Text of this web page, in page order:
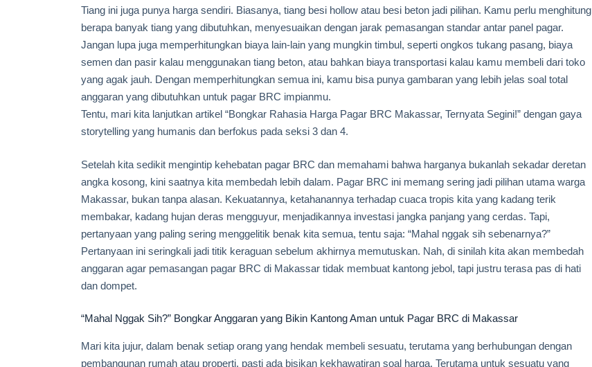
Tiang ini juga punya harga sendiri. Biasanya, tiang besi hollow atau besi beton jadi pilihan. Kamu perlu menghitung
berapa banyak tiang yang dibutuhkan, menyesuaikan dengan jarak pemasangan standar antar panel pagar.
Jangan lupa juga memperhitungkan biaya lain-lain yang mungkin timbul, seperti ongkos tukang pasang, biaya
semen dan pasir kalau menggunakan tiang beton, atau bahkan biaya transportasi kalau kamu membeli dari toko
yang agak jauh. Dengan memperhitungkan semua ini, kamu bisa punya gambaran yang lebih jelas soal total
anggaran yang dibutuhkan untuk pagar BRC impianmu.
Tentu, mari kita lanjutkan artikel “Bongkar Rahasia Harga Pagar BRC Makassar, Ternyata Segini!” dengan gaya
storytelling yang humanis dan berfokus pada seksi 3 dan 4.
Setelah kita sedikit mengintip kehebatan pagar BRC dan memahami bahwa harganya bukanlah sekadar deretan
angka kosong, kini saatnya kita membedah lebih dalam. Pagar BRC ini memang sering jadi pilihan utama warga
Makassar, bukan tanpa alasan. Kekuatannya, ketahanannya terhadap cuaca tropis kita yang kadang terik
membakar, kadang hujan deras mengguyur, menjadikannya investasi jangka panjang yang cerdas. Tapi,
pertanyaan yang paling sering menggelitik benak kita semua, tentu saja: “Mahal nggak sih sebenarnya?”
Pertanyaan ini seringkali jadi titik keraguan sebelum akhirnya memutuskan. Nah, di sinilah kita akan membedah
anggaran agar pemasangan pagar BRC di Makassar tidak membuat kantong jebol, tapi justru terasa pas di hati
dan dompet.
“Mahal Nggak Sih?” Bongkar Anggaran yang Bikin Kantong Aman untuk Pagar BRC di Makassar
Mari kita jujur, dalam benak setiap orang yang hendak membeli sesuatu, terutama yang berhubungan dengan
pembangunan rumah atau properti, pasti ada bisikan kekhawatiran soal harga. Terutama untuk sesuatu yang